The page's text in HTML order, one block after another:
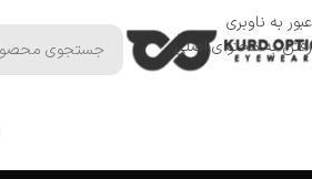
عبور به ناوبری
رفتن به محتوای اصلی